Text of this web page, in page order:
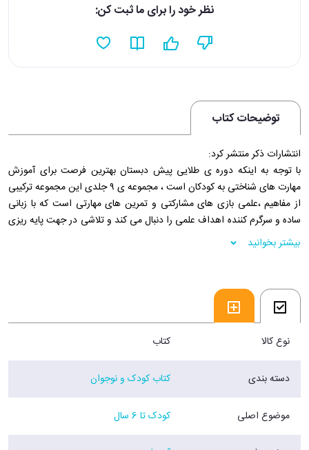
نظر خود را برای ما ثبت کن:
توضیحات کتاب
انتشارات ذکر منتشر کرد:
با توجه به اینکه دوره ی طلایی پیش دبستان بهترین فرصت برای آموزش
مهارت های شناختی به کودکان است ، مجموعه ی ۹ جلدی این مجموعه ترکیبی
از مفاهیم ،علمی بازی های مشارکتی و تمرین های مهارتی است که با زبانی
ساده و سرگرم کننده اهداف علمی را دنبال می کند و تلاشی در جهت پایه ریزی
مهارت تفکر هوشمندانه و عمیق در کودکان است.
فروشگاه اینترنتی 30بوک
بیشتر بخوانید
نوع کالا کتاب
دسته بندی کتاب کودک و نوجوان
موضوع اصلی کودک تا 6 سال